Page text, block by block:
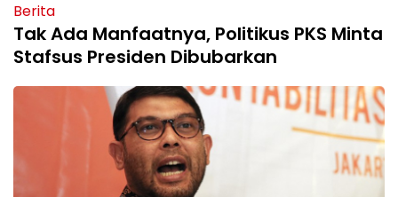
Berita
Tak Ada Manfaatnya, Politikus PKS Minta
Stafsus Presiden Dibubarkan